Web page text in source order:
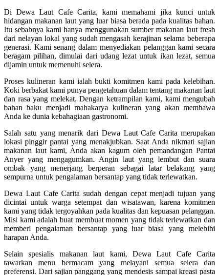
Di Dewa Laut Cafe Carita, kami memahami jika kunci untuk
hidangan makanan laut yang luar biasa berada pada kualitas bahan.
Itu sebabnya kami hanya menggunakan sumber makanan laut fresh
dari nelayan lokal yang sudah mengasah kerajinan selama beberapa
generasi. Kami senang dalam menyediakan pelanggan kami secara
beragam pilihan, dimulai dari udang lezat untuk ikan lezat, semua
dijamin untuk memenuhi selera.
Proses kulineran kami ialah bukti komitmen kami pada kelebihan.
Koki berbakat kami punya pengetahuan dalam tentang makanan laut
dan rasa yang melekat. Dengan ketrampilan kami, kami mengubah
bahan baku menjadi mahakarya kulineran yang akan membawa
Anda ke dunia kebahagiaan gastronomi.
Salah satu yang menarik dari Dewa Laut Cafe Carita merupakan
lokasi pinggir pantai yang menakjubkan. Saat Anda nikmati sajian
makanan laut kami, Anda akan kagum oleh pemandangan Pantai
Anyer yang mengagumkan. Angin laut yang lembut dan suara
ombak yang menerjang berperan sebagai latar belakang yang
sempurna untuk pengalaman bersantap yang tidak terlewatkan.
Dewa Laut Cafe Carita sudah dengan cepat menjadi tujuan yang
dicintai untuk warga setempat dan wisatawan, karena komitmen
kami yang tidak tergoyahkan pada kualitas dan kepuasan pelanggan.
Misi kami adalah buat membuat momen yang tidak terlewatkan dan
memberi pengalaman bersantap yang luar biasa yang melebihi
harapan Anda.
Selain spesialis makanan laut kami, Dewa Laut Cafe Carita
tawarkan menu bermacam yang melayani semua selera dan
preferensi. Dari sajian panggang yang mendesis sampai kreasi pasta